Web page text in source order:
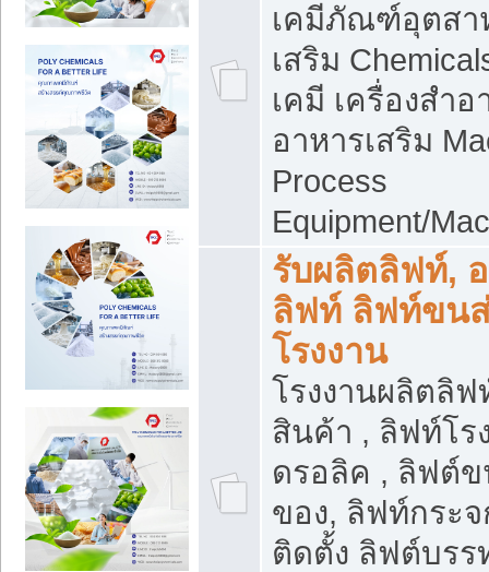
เคมีภัณฑ์อุตสา
เสริม
เคมี เครื่องสำ
อาหารเสริม
Process
Equipment/
รับผลิตลิฟท์,
ลิฟท์ ลิฟท์ขน
โรงงาน
โรงงานผลิตลิ
สินค้า , ลิฟท์โร
ดรอลิค , ลิฟต์
ของ, ลิฟท์กระ
ติดตั้ง ลิฟต์บร